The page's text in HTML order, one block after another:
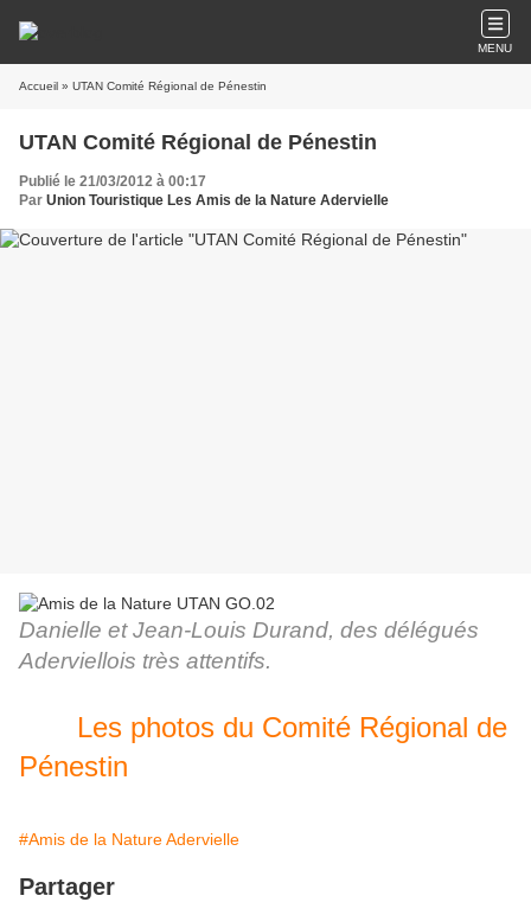
MENU
Accueil » UTAN Comité Régional de Pénestin
UTAN Comité Régional de Pénestin
Publié le 21/03/2012 à 00:17
Par Union Touristique Les Amis de la Nature Adervielle
Danielle et Jean-Louis Durand, des délégués
Aderviellois très attentifs.
Les photos du Comité Régional de
Pénestin
#Amis de la Nature Adervielle
Partager